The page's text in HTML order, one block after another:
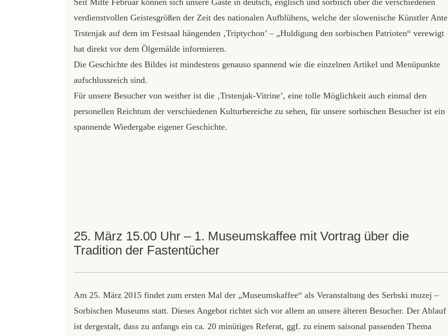
Seit Mitte Februar können sich unsere Gäste in deutsch, englisch und sorbisch über die verschiedenen
verdienstvollen Geistesgrößen der Zeit des nationalen Aufblühens, welche der slowenische Künstler Ante
Trstenjak auf dem im Festsaal hängenden ‚Triptychon’ – „Huldigung den sorbischen Patrioten“ verewigt
hat direkt vor dem Ölgemälde informieren.
Die Geschichte des Bildes ist mindestens genauso spannend wie die einzelnen Artikel und Menüpunkte
aufschlussreich sind.
Für unsere Besucher von weither ist die ‚Trstenjak-Vitrine’, eine tolle Möglichkeit auch einmal den
personellen Reichtum der verschiedenen Kulturbereiche zu sehen, für unsere sorbischen Besucher ist ein
spannende Wiedergabe eigener Geschichte.
25. März 15.00 Uhr – 1. Museumskaffee mit Vortrag über die
Tradition der Fastentücher
Am 25. März 2015 findet zum ersten Mal der „Museumskaffee“ als Veranstaltung des Serbski muzej –
Sorbischen Museums statt. Dieses Angebot richtet sich vor allem an unsere älteren Besucher. Der Ablauf
ist dergestalt, dass zu anfangs ein ca. 20 minütiges Referat, ggf. zu einem saisonal passenden Thema